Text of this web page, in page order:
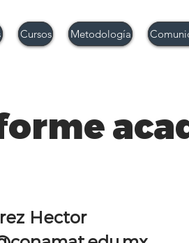
Cursos Metodología
Hector